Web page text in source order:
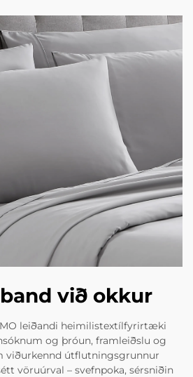
við okkur
leiðandi heimilistextílfyrirtæki
og þróun, framleiðslu og
viðurkennd útflutningsgrunnur
vöruúrval – svefnpoka, sérsniðin